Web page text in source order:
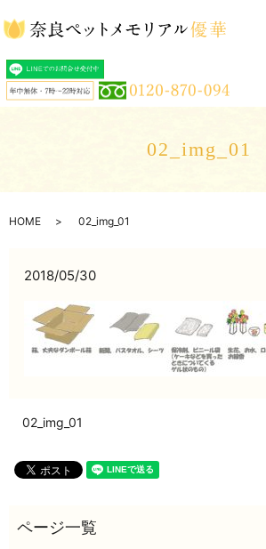
02_img_01
HOME 02_img_01
2018/05/30
02_img_01